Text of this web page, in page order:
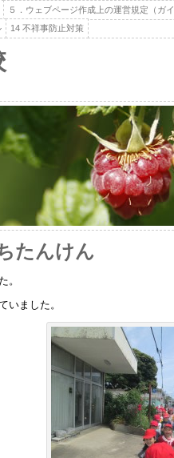
５．ウェブページ作成上の運営規定（ガイ
14 不祥事防止対策
たんけん
。
いました。